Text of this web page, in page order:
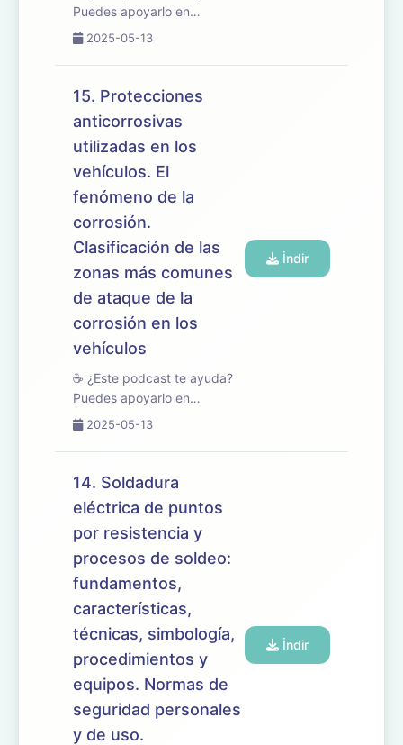
Puedes apoyarlo en
buymeacoffee.com/oposicionesfp
abordamos el tema 16 del
temario de oposiciones de
centrado en las caracterí...
2025-05-13
15. Protecciones
anticorrosivas
utilizadas en los
vehículos. El
fenómeno de la
corrosión.
Clasificación de las
zonas más comunes
de ataque de la
corrosión en los
vehículos
☕ ¿Este podcast te ayuda?
Puedes apoyarlo en
buymeacoffee.com/oposicionesfp
el tema 15 del temario de
oposiciones de
centrado en las proteccion...
2025-05-13
İndir
14. Soldadura
eléctrica de puntos
por resistencia y
procesos de soldeo:
fundamentos,
características,
técnicas, simbología,
procedimientos y
equipos. Normas de
seguridad personales
y de uso.
İndir